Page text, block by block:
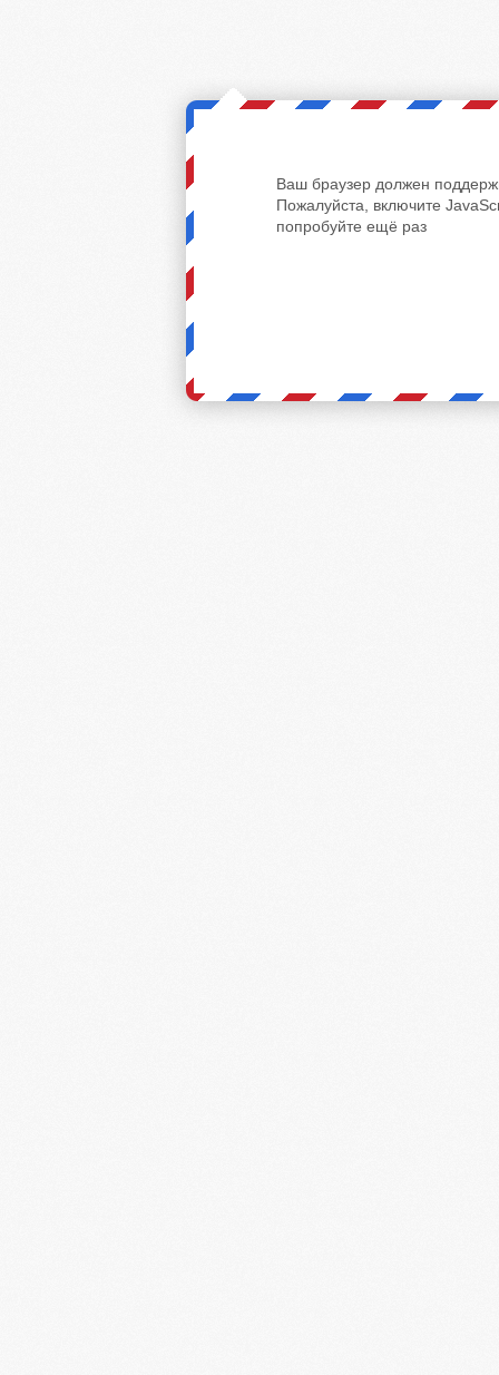
Ваш браузер должен
Пожалуйста, включите
попробуйте ещё раз